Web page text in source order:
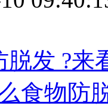
脱发 ?来
食物防